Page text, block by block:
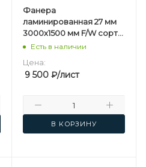
Фанера
ламинированная 27 мм
3000х1500 мм F/W сорт
1/1 березовая
Есть в наличии
Цена:
9 500₽/лист
В КОРЗИНУ